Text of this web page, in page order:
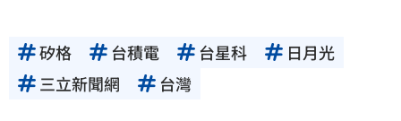
矽格 台積電 台星科
日月光
三立新聞網
台灣